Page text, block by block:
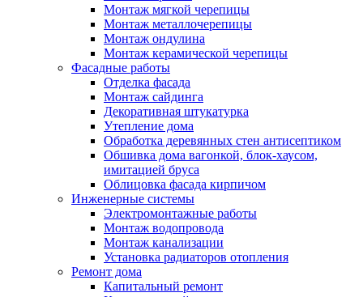
Монтаж мягкой черепицы
Монтаж металлочерепицы
Монтаж ондулина
Монтаж керамической черепицы
Фасадные работы
Отделка фасада
Монтаж сайдинга
Декоративная штукатурка
Утепление дома
Обработка деревянных стен антисептиком
Обшивка дома вагонкой, блок-хаусом,
имитацией бруса
Облицовка фасада кирпичом
Инженерные системы
Электромонтажные работы
Монтаж водопровода
Монтаж канализации
Установка радиаторов отопления
Ремонт дома
Капитальный ремонт